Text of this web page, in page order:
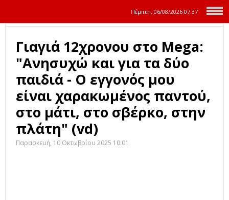
Πέμπτη, 06/08/2026 07:37
Γιαγιά 12χρονου στο Μega:
"Ανησυχώ και για τα δύο
παιδιά - Ο εγγονός μου
είναι χαρακωμένος παντού,
στο μάτι, στο σβέρκο, στην
πλάτη" (vd)
Παρασκευή, 10 Οκτωβρίου 2025 10:01